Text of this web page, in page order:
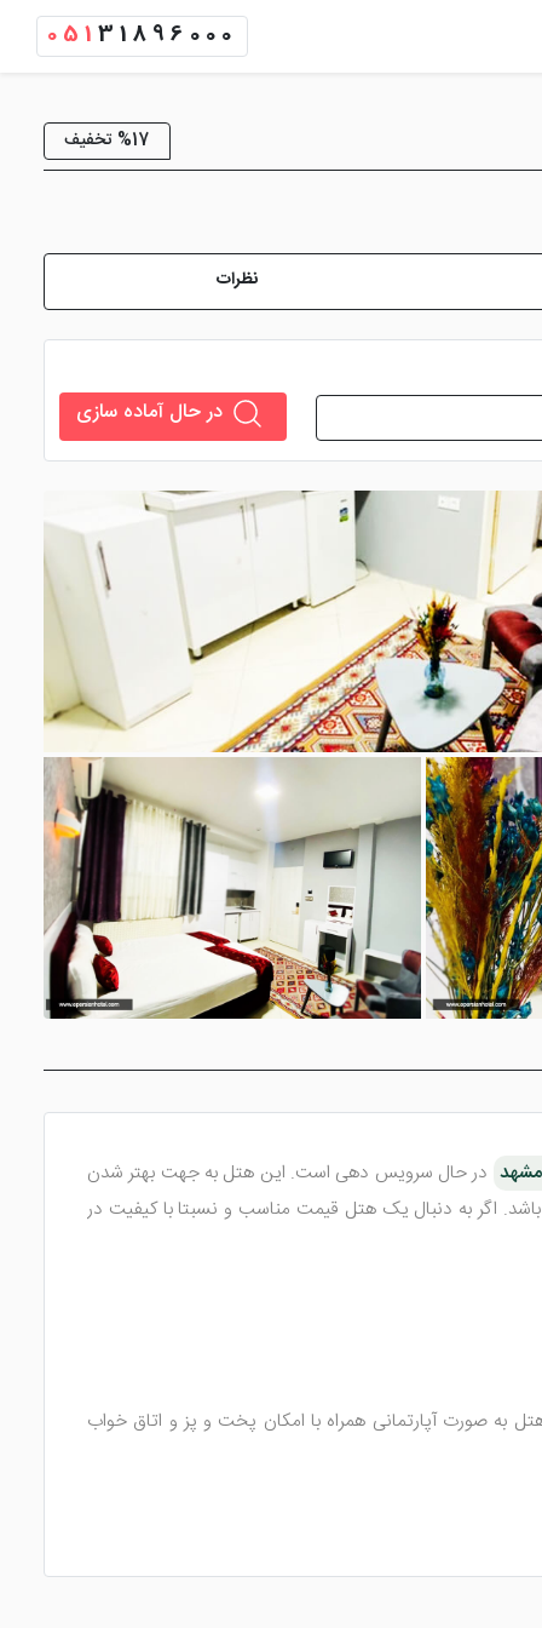
051 31896000
%17 تخفیف
نظرات
در حال آماده سازی
در حال سرویس دهی است. این هتل به جهت بهتر شدن
به طور کامل مورد بازسازی قرار گرفت. فاصله این هتل تا حرم مطهر به صورت پیاده حدود 20 دقیقه می باشد. اگر به دنبال یک هتل قیمت مناسب و نسبتا با کیفیت در
اتاق های این هتل به صورت آپارتمانی همراه با امکان پخت و پز و اتاق خواب
راحتی، چای ساز، دراور، رخت آویز، پاور سوئیچ و ... وجود